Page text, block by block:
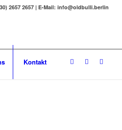
2657 2657 | E-Mail: info@oldbulli.berlin
Kontakt